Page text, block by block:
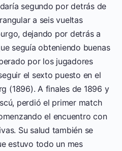
segundo por detrás de
a seis vueltas
dejando por detrás a
seguía obteniendo buenas
por los jugadores
el sexto puesto en el
(1896). A finales de 1896 y
perdió el primer match
el encuentro con
Su salud también se
estuvo todo un mes